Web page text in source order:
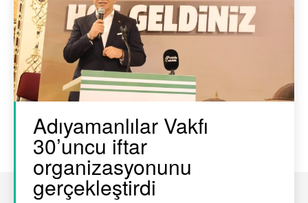
Adıyamanlılar Vakfı
30’uncu iftar
organizasyonunu
gerçekleştirdi